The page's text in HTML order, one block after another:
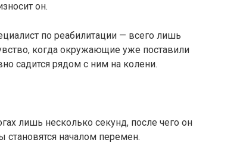
он.
по реабилитации — всего лишь
когда окружающие уже поставили
садится рядом с ним на колени.
лишь несколько секунд, после чего он
становятся началом перемен.